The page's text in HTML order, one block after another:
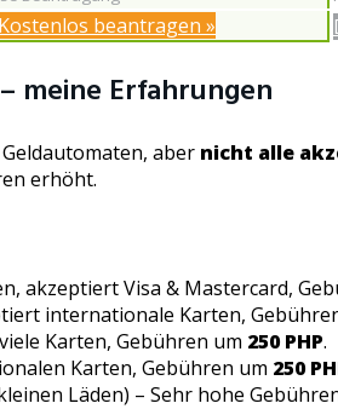
Kostenlos beantragen »
meine Erfahrungen
aber nicht alle
erhöht.
akzeptiert Visa & Mastercard,
internationale Karten,
Karten, Gebühren um 250 PHP.
Karten, Gebühren um 250
Läden) – Sehr hohe